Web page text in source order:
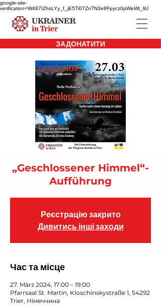
google-site-
verification=W487IZhsLYy_f_jE5Ti07ZnTN3e8Fpycz0pWeWt_liU
ЗАДОНАТИТИ
„Geschlossener Himmel“-
Aufführung
Реєстрацію закрито
Дивитись інші заходи
Час та місце
27. März 2024, 17:00 – 19:00
Pfarrsaal St. Martin, Kloschinskystraße 1, 54292
Trier, Німеччина